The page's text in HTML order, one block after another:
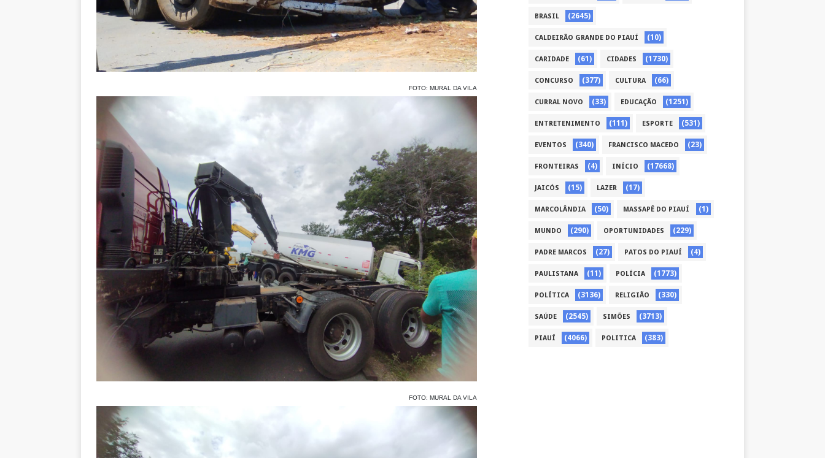
FOTO: MURAL DA VILA
FOTO: MURAL DA VILA
BRASIL (2645)
CALDEIRÃO GRANDE DO PIAUÍ (10)
CARIDADE (61) CIDADES (1730)
CONCURSO (377) CULTURA (66)
CURRAL NOVO (33) EDUCAÇÃO (1251)
ENTRETENIMENTO (111) ESPORTE (531)
EVENTOS (340) FRANCISCO MACEDO (23)
FRONTEIRAS (4) INÍCIO (17668)
JAICÓS (15) LAZER (17)
MARCOLÂNDIA (50) MASSAPÊ DO PIAUÍ (1)
MUNDO (290) OPORTUNIDADES (229)
PADRE MARCOS (27) PATOS DO PIAUÍ (4)
PAULISTANA (11) POLÍCIA (1773)
POLÍTICA (3136) RELIGIÃO (330)
SAÚDE (2545) SIMÕES (3713)
PIAUÍ (4066) POLITICA (383)